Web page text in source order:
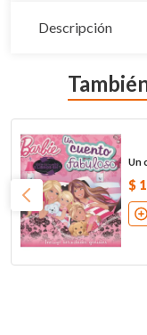
Descripción
Un
$